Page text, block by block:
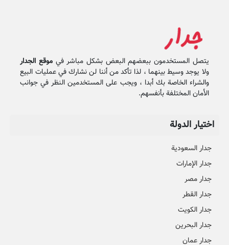
يتصل المستخدمون ببعضهم البعض بشكل مباشر في موقع الجدار
ولا يوجد وسيط بينهما ، لذا تأكد من أننا لن نشارك في عمليات البيع
والشراء الخاصة بك أبدا ، ويجب على المستخدمين النظر في جوانب
الأمان المختلفة بأنفسهم.
اختيار الدولة
جدار السعودية
جدار الإمارات
جدار مصر
جدار القطر
جدار الكويت
جدار البحرين
جدار عمان